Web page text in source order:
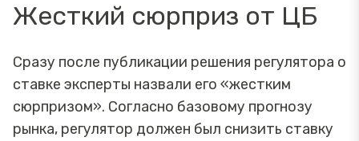
Жесткий сюрприз от ЦБ
Сразу после публикации решения регулятора о
ставке эксперты назвали его «жестким
сюрпризом». Согласно базовому прогнозу
рынка, регулятор должен был снизить ставку